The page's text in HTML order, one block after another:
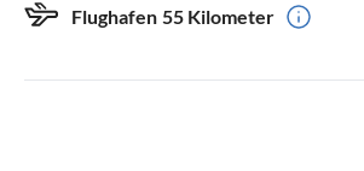
Flughafen 55 Kilometer